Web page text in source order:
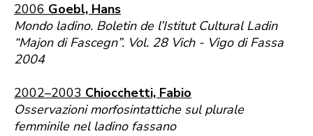
2006 Goebl, Hans
Mondo ladino. Boletin de l’Istitut Cultural Ladin
“Majon di Fascegn”. Vol. 28 Vich - Vigo di Fassa
2004
2002–2003 Chiocchetti, Fabio
Osservazioni morfosintattiche sul plurale
femminile nel ladino fassano